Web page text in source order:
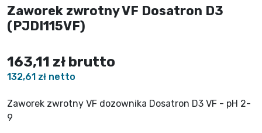
Zaworek zwrotny VF Dosatron D3
(PJDI115VF)
163,11 zł brutto
132,61 zł netto
Zaworek zwrotny VF dozownika Dosatron D3 VF - pH 2-
9